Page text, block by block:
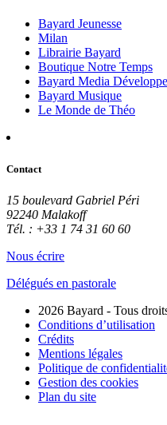
Bayard Jeunesse
Milan
Librairie Bayard
Boutique Notre Temps
Bayard Media
Bayard Musique
Le Monde de Théo
Contact
15 boulevard Gabriel Péri
92240 Malakoff
Tél. : +33 1 74 31 60 60
Nous écrire
Délégués en pastorale
2026 Bayard - Tous
Conditions d’utilisation
Crédits
Mentions légales
Politique de
Gestion des cookies
Plan du site